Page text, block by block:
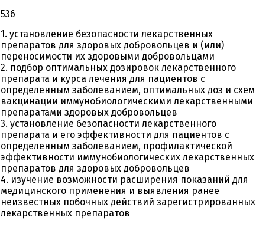
536
1. установление безопасности лекарственных
препаратов для здоровых добровольцев и (или)
переносимости их здоровыми добровольцами
2. подбор оптимальных дозировок лекарственного
препарата и курса лечения для пациентов с
определенным заболеванием, оптимальных доз и схем
вакцинации иммунобиологическими лекарственными
препаратами здоровых добровольцев
3. установление безопасности лекарственного
препарата и его эффективности для пациентов с
определенным заболеванием, профилактической
эффективности иммунобиологических лекарственных
препаратов для здоровых добровольцев
4. изучение возможности расширения показаний для
медицинского применения и выявления ранее
неизвестных побочных действий зарегистрированных
лекарственных препаратов